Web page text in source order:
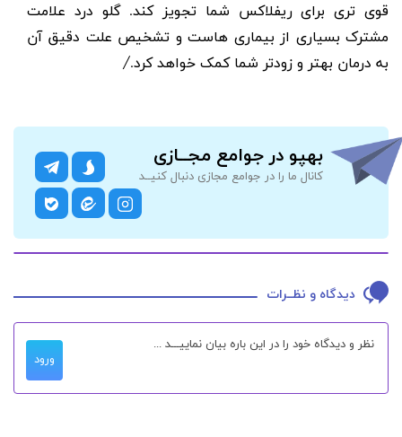
قوی تری برای ریفلاکس شما تجویز کند. گلو درد علامت
مشترک بسیاری از بیماری هاست و تشخیص علت دقیق آن
به درمان بهتر و زودتر شما کمک خواهد کرد./
بهپو در جوامع مجــازی
کانال ما را در جوامع مجازی دنبال کنیــد
دیدگاه و نظــرات
ورود